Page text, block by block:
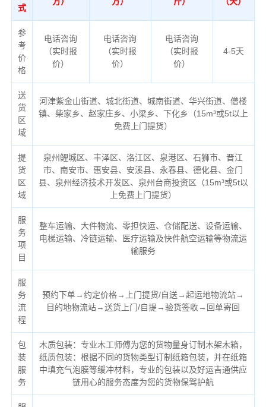
式
参
考
价
格
电话咨询
（实时报
价）
电话咨询
（实时报
价）
电话咨询
（实时报
价）
4-5天
送
货
区
域
河津紫金山街道、城北街道、城南街道、华兴街道、僧楼
镇、柴家乡、赵家庄乡、小梁乡、下化乡（15m³或5t以上
免费上门提货）
提
货
区
域
泉州鲤城区、丰泽区、洛江区、泉港区、石狮市、晋江
市、南安市、惠安县、安溪县、永春县、德化县、金门
县、泉州经济技术开发区、泉州台商投资区（15m³或5t以
上免费上门提货）
服
务
项
目
整车运输、大件物流、零担快运、仓储配送、设备运输、
电梯运输、冷链运输、医疗运输及快件航空运输等物流运
输服务
服
务
流
程
预约下单→约定价格→上门提货/自送→起运地物流站→
目的地物流站→送货上门/自提→验货签收→回单寄回
包
装
服
务
木质包装：专业木工师傅为您的货物量身订制木架木箱，
纸质包装：根据不同的货物类型订制纸箱包装，并在纸箱
中填充气泡膜等缓冲材料，专业的包装以及好运吉通供应
链用心的服务态度为您的货物保驾护航